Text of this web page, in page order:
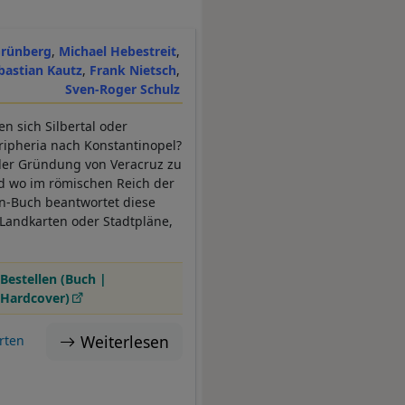
Michael Hebestreit
Kautz Frank Nietsch
Sven-Roger Schulz
sich Silbertal oder
nach Konstantinopel?
Gründung von Veracruz zu
wo im römischen Reich der
Buch beantwortet diese
oder Stadtpläne,
Bestellen (Buch |
Hardcover)
Weiterlesen